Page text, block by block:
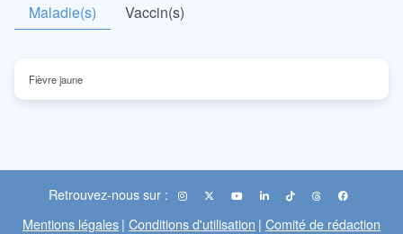
Maladie(s) Vaccin(s)
Fièvre jaune
Retrouvez-nous sur :
Mentions légales| Conditions d'utilisation | Comité de rédaction